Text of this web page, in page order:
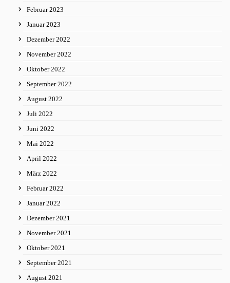
Februar 2023
Januar 2023
Dezember 2022
November 2022
Oktober 2022
September 2022
August 2022
Juli 2022
Juni 2022
Mai 2022
April 2022
März 2022
Februar 2022
Januar 2022
Dezember 2021
November 2021
Oktober 2021
September 2021
August 2021